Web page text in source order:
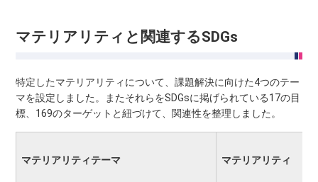
マテリアリティと関連するSDGs
特定したマテリアリティについて、課題解決に向けた4つのテー
マを設定しました。またそれらをSDGsに掲げられている17の目
標、169のターゲットと紐づけて、関連性を整理しました。
マテリアリティテーマ マテリアリティ